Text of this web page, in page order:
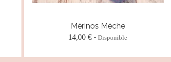
Mérinos Mèche
14,00 € Disponible